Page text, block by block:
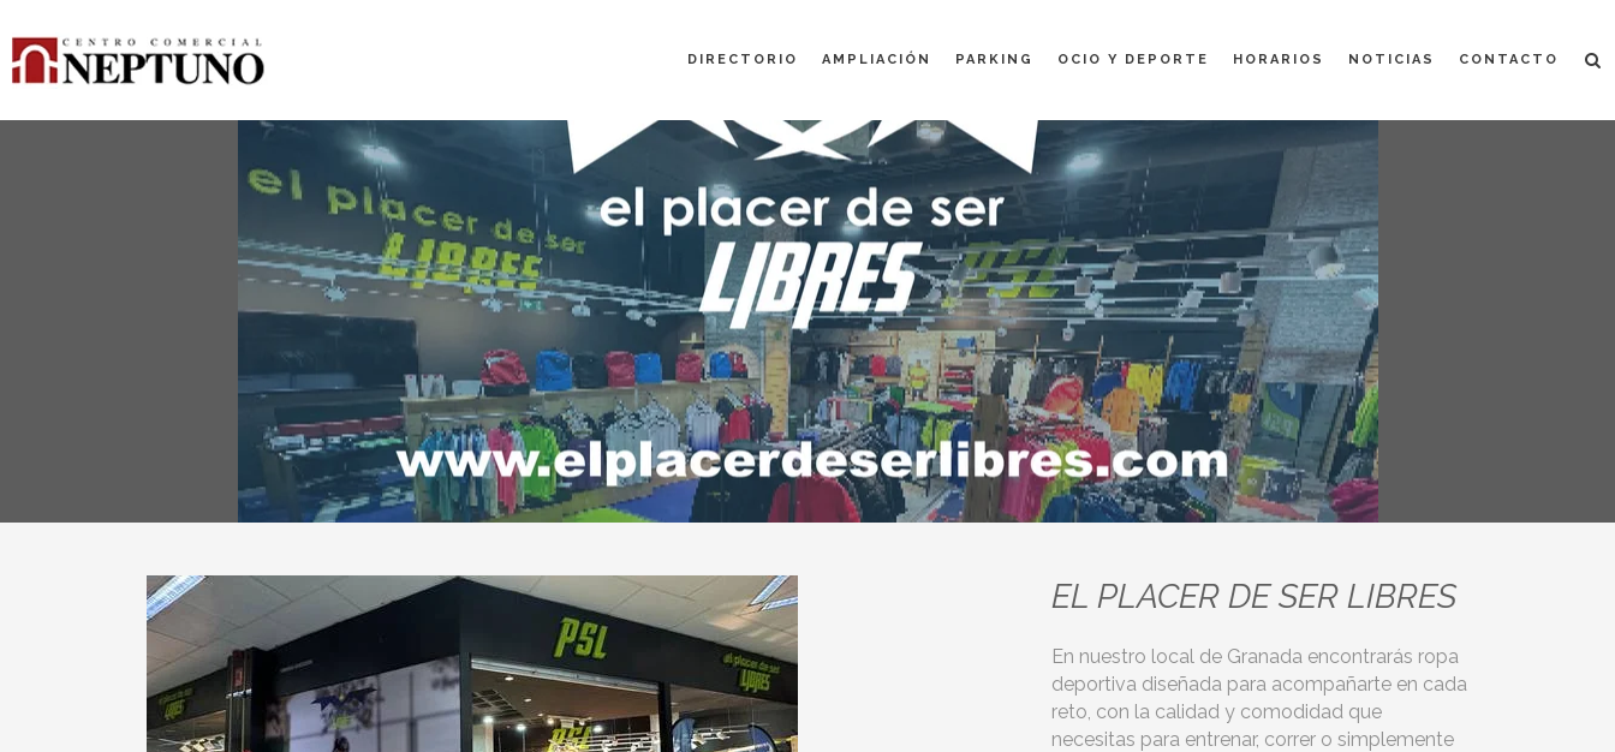
DIRECTORIO AMPLIACIÓN PARKING OCIO Y DEPORTE HORARIOS NOTICIAS CONTACTO
EL PLACER DE SER LIBRES
En nuestro local de Granada encontrarás ropa
deportiva diseñada para acompañarte en cada
reto, con la calidad y comodidad que
necesitas para entrenar, correr o simplemente